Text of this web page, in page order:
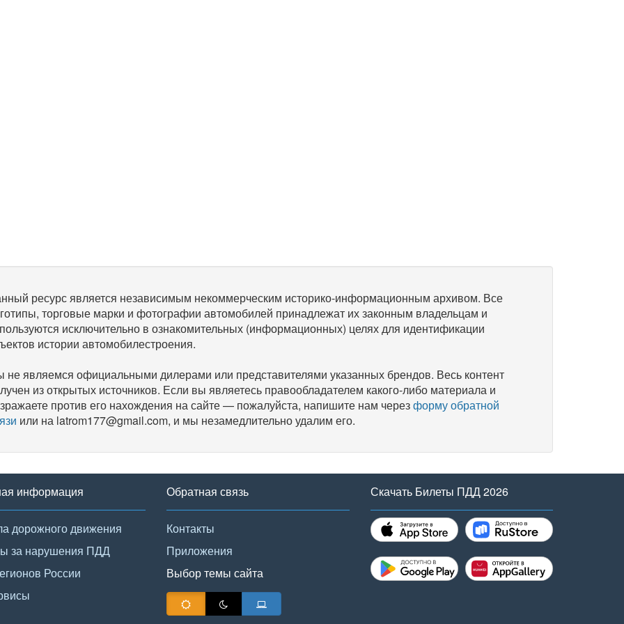
ресурс является независимым некоммерческим историко-информационным архивом. Все
торговые марки и фотографии автомобилей принадлежат их законным владельцам и
исключительно в ознакомительных (информационных) целях для идентификации
истории автомобилестроения.
являемся официальными дилерами или представителями указанных брендов. Весь контент
из открытых источников. Если вы являетесь правообладателем какого-либо материала и
против его нахождения на сайте — пожалуйста, напишите нам черезформу обратной
или на latrom177@gmail.com, и мы незамедлительно удалим его.
информация
дорожного движения
за нарушения ПДД
России
Обратная связь
Контакты
Приложения
Выбор темы сайта
Скачать Билеты ПДД 2026